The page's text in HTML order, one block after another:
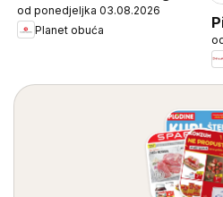
od ponedjeljka 03.08.2026
Planet obuća